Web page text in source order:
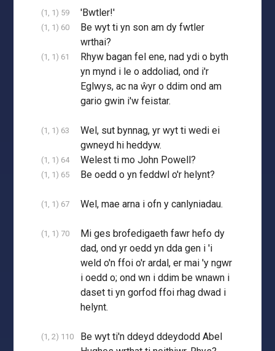
(1, 1) 59 'Bwtler!'
(1, 1) 60
Be wyt ti yn son am dy fwtler
wrthai?
(1, 1) 61
Rhyw bagan fel ene, nad ydi o byth
yn mynd i le o addoliad, ond i'r
Eglwys, ac na ŵyr o ddim ond am
gario gwin i'w feistar.
(1, 1) 63
Wel, sut bynnag, yr wyt ti wedi ei
gwneyd hi heddyw.
(1, 1) 64 Welest ti mo John Powell?
(1, 1) 65 Be oedd o yn feddwl o'r helynt?
(1, 1) 67 Wel, mae arna i ofn y canlyniadau.
(1, 1) 70
Mi ges brofedigaeth fawr hefo dy
dad, ond yr oedd yn dda gen i 'i
weld o'n ffoi o'r ardal, er mai 'y ngwr
i oedd o; ond wn i ddim be wnawn i
daset ti yn gorfod ffoi rhag dwad i
helynt.
(1, 2) 110
Be wyt ti'n ddeyd ddeydodd Abel